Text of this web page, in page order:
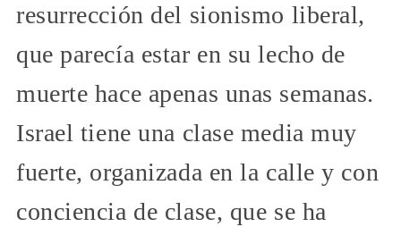
resurrección del sionismo liberal,
que parecía estar en su lecho de
muerte hace apenas unas semanas.
Israel tiene una clase media muy
fuerte, organizada en la calle y con
conciencia de clase, que se ha